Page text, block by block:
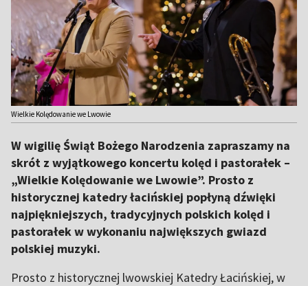
Wielkie Kolędowanie we Lwowie
W wigilię Świąt Bożego Narodzenia zapraszamy na
skrót z wyjątkowego koncertu kolęd i pastorałek –
„Wielkie Kolędowanie we Lwowie”. Prosto z
historycznej katedry łacińskiej popłyną dźwięki
najpiękniejszych, tradycyjnych polskich kolęd i
pastorałek w wykonaniu największych gwiazd
polskiej muzyki.
Prosto z historycznej lwowskiej Katedry Łacińskiej, w